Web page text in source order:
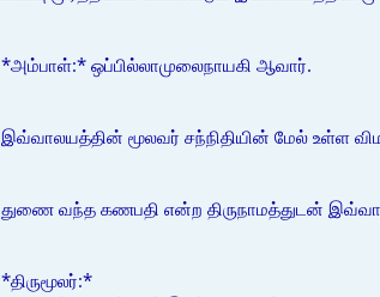
*அம்பாள்:* ஒப்பில்லாமுலைநாயகி ஆவார்.
இவ்வாலயத்தின் மூலவர் சந்நிதியின் மேல் உள்ள
துணை வந்த கணபதி என்ற திருநாமத்துடன்
*திருமூலர்:*